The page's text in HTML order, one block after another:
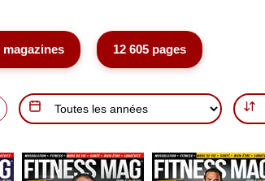
magazines 12 605 pages